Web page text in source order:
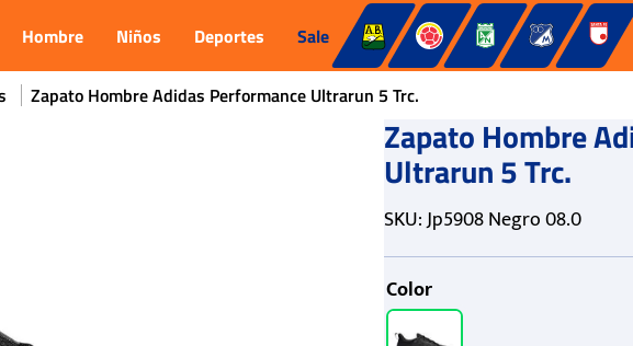
Hombre Niños Deportes Sale
Zapato Hombre Adidas Performance Ultrarun 5 Trc.
Zapato Hombre
Ultrarun 5 Trc.
SKU:Jp5908 Negro 08.0
Color